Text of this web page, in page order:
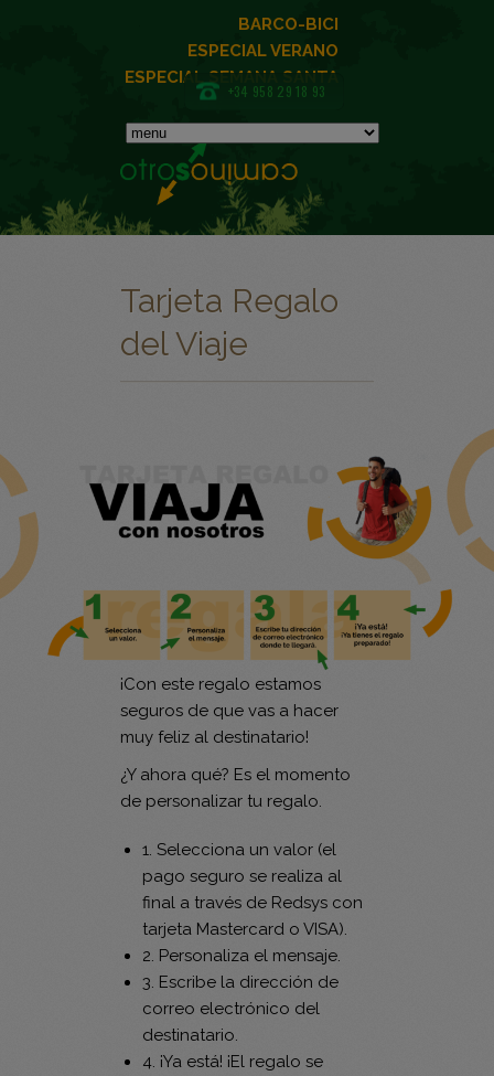
BARCO-BICI
ESPECIAL VERANO
ESPECIAL SEMANA SANTA
+34 958 29 18 93
Tarjeta Regalo
del Viaje
¡Con este regalo estamos
seguros de que vas a hacer
muy feliz al destinatario!
¿Y ahora qué? Es el momento
de personalizar tu regalo.
1. Selecciona un valor (el
pago seguro se realiza al
final a través de Redsys con
tarjeta Mastercard o VISA).
2. Personaliza el mensaje.
3. Escribe la dirección de
correo electrónico del
destinatario.
4. ¡Ya está! ¡El regalo se